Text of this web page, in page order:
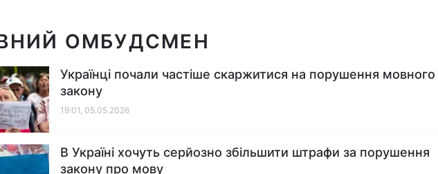
ОМБУДСМЕН
Українці почали частіше скаржитися на порушення мовного
закону
19:01, 05.05.2026
В Україні хочуть серйозно збільшити штрафи за порушення
закону про мову